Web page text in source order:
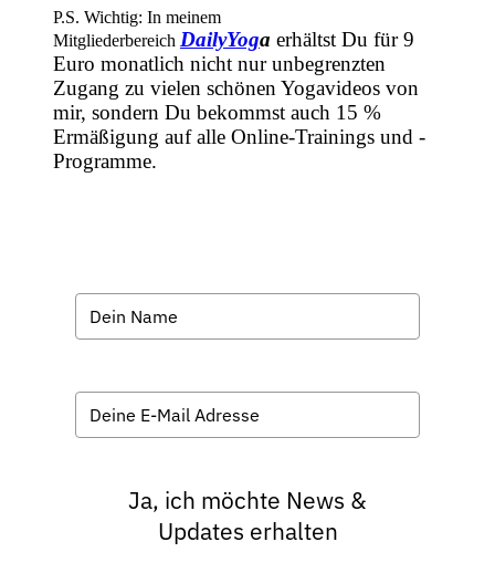
P.S. Wichtig: In meinem
Mitgliederbereich DailyYoga erhältst Du für 9
Euro monatlich nicht nur unbegrenzten
Zugang zu vielen schönen Yogavideos von
mir, sondern Du bekommst auch 15 %
Ermäßigung auf alle Online-Trainings und -
Programme.
Ja, ich möchte News &
Updates erhalten